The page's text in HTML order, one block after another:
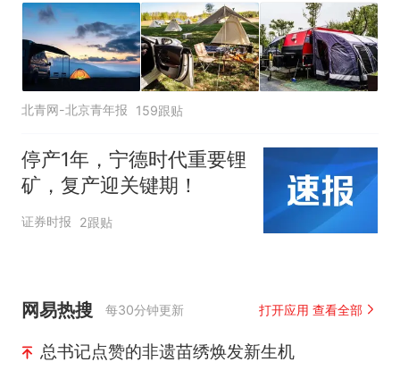
北青网-北京青年报 159跟贴
停产1年，宁德时代重要锂
矿，复产迎关键期！
证券时报 2跟贴
网易热搜 每30分钟更新 打开应用 查看全部
总书记点赞的非遗苗绣焕发新生机